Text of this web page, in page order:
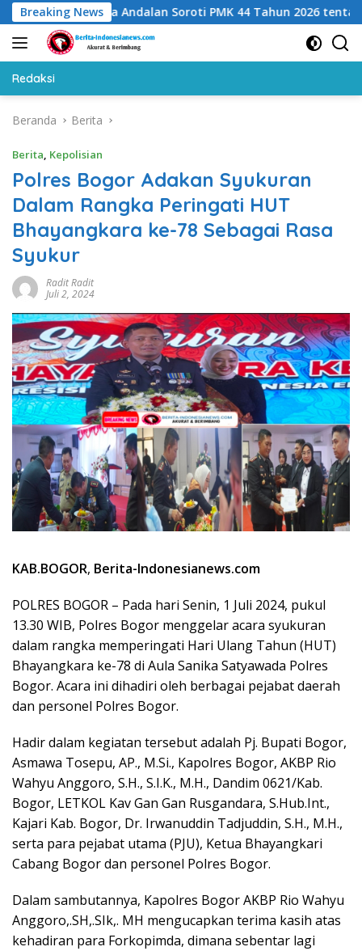
Langsung
ke
konten
Breaking News
Indocipta Andalan Soroti PMK 44 Tahun 2026 tentang Kuasa
Redaksi
Beranda Berita
Berita, Kepolisian
Polres Bogor Adakan Syukuran
Dalam Rangka Peringati HUT
Bhayangkara ke-78 Sebagai Rasa
Syukur
Radit Radit
Juli 2, 2024
KAB.BOGOR, Berita-Indonesianews.com
POLRES BOGOR – Pada hari Senin, 1 Juli 2024, pukul
13.30 WIB, Polres Bogor menggelar acara syukuran
dalam rangka memperingati Hari Ulang Tahun (HUT)
Bhayangkara ke-78 di Aula Sanika Satyawada Polres
Bogor. Acara ini dihadiri oleh berbagai pejabat daerah
dan personel Polres Bogor.
Hadir dalam kegiatan tersebut adalah Pj. Bupati Bogor,
Asmawa Tosepu, AP., M.Si., Kapolres Bogor, AKBP Rio
Wahyu Anggoro, S.H., S.I.K., M.H., Dandim 0621/Kab.
Bogor, LETKOL Kav Gan Gan Rusgandara, S.Hub.Int.,
Kajari Kab. Bogor, Dr. Irwanuddin Tadjuddin, S.H., M.H.,
serta para pejabat utama (PJU), Ketua Bhayangkari
Cabang Bogor dan personel Polres Bogor.
Dalam sambutannya, Kapolres Bogor AKBP Rio Wahyu
Anggoro,.SH,.SIk,. MH mengucapkan terima kasih atas
kehadiran para Forkopimda, dimana sebentar lagi